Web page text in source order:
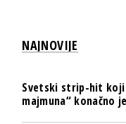
NAJNOVIJE
Svetski strip-hit koji
majmuna“ konačno